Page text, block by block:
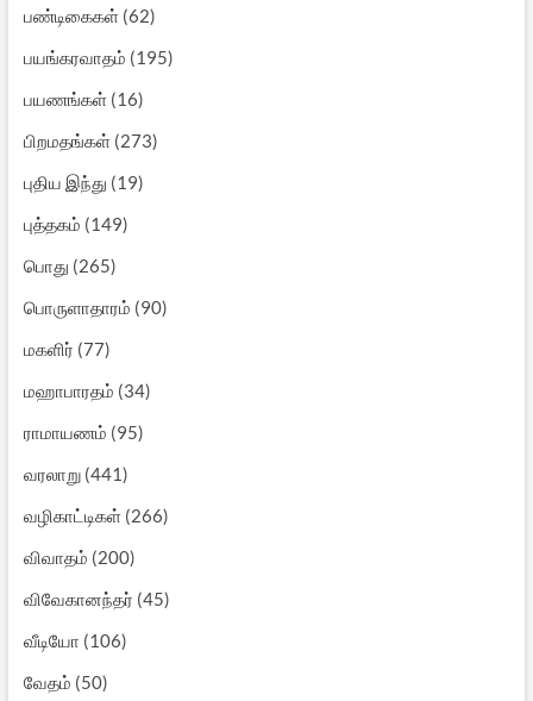
பண்டிகைகள்(62)
பயங்கரவாதம் (195)
பயணங்கள்(16)
பிறமதங்கள்(273)
புதிய இந்து (19)
புத்தகம் (149)
பொது (265)
பொருளாதாரம் (90)
மகளிர் (77)
மஹாபாரதம் (34)
ராமாயணம் (95)
வரலாறு(441)
வழிகாட்டிகள்(266)
விவாதம் (200)
விவேகானந்தர் (45)
வீடியோ (106)
வேதம் (50)